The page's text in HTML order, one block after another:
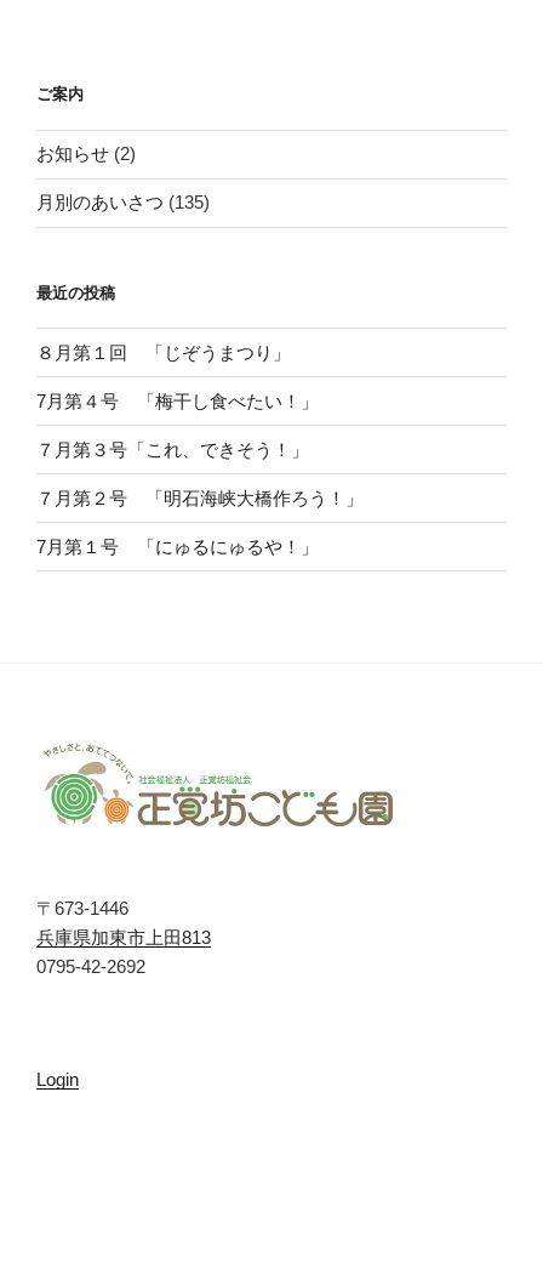
ン
ご案内
お知らせ (2)
月別のあいさつ (135)
最近の投稿
８月第１回 「じぞうまつり」
7月第４号 「梅干し食べたい！」
７月第３号「これ、できそう！」
７月第２号 「明石海峡大橋作ろう！」
7月第１号 「にゅるにゅるや！」
〒673-1446
兵庫県加東市上田813
0795-42-2692
Login